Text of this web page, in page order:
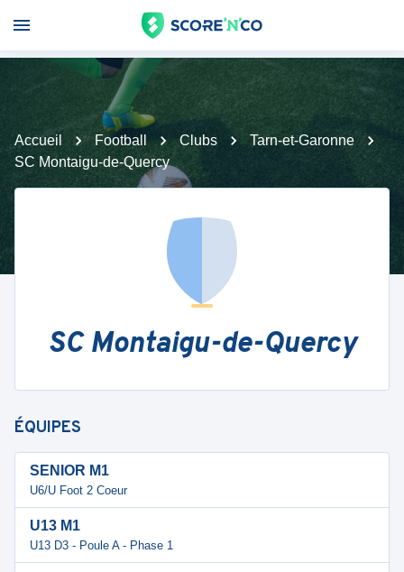
Accueil Football Clubs
Tarn-et-Garonne
SC Montaigu-de-Quercy
SC Montaigu-de-Quercy
ÉQUIPES
SENIOR M1
U6/U Foot 2 Coeur
U13 M1
U13 D3 - Poule A - Phase 1